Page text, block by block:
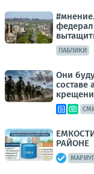
ПАБЛИКИ
Они
РАЙОНЕ